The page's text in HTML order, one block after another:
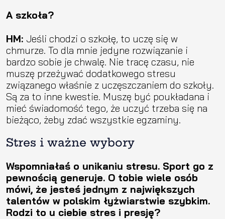
A szkoła?
HM: Jeśli chodzi o szkołę, to uczę się w
chmurze. To dla mnie jedyne rozwiązanie i
bardzo sobie je chwalę. Nie tracę czasu, nie
muszę przeżywać dodatkowego stresu
związanego właśnie z uczęszczaniem do szkoły.
Są za to inne kwestie. Muszę być poukładana i
mieć świadomość tego, że uczyć trzeba się na
bieżąco, żeby zdać wszystkie egzaminy.
Stres i ważne wybory
Wspomniałaś o unikaniu stresu. Sport go z
pewnością generuje. O tobie wiele osób
mówi, że jesteś jednym z największych
talentów w polskim łyżwiarstwie szybkim.
Rodzi to u ciebie stres i presję?